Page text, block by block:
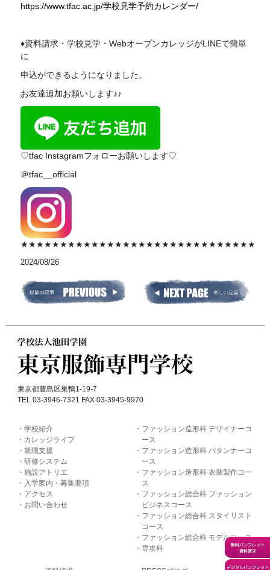
https://www.tfac.ac.jp/学校見学予約カレンダー/
♦資料請求・学校見学・WebオープンカレッジがLINEで簡単
に
申込ができるようになりました。
お友達追加お願いします♪♪
♡tfac Instagramフォローお願いします♡
＠tfac__official
★★★★★★★★★★★★★★★★★★★★★★★★★★★★★★
2024/08/26
東京都豊島区巣鴨1-19-7
TEL 03-3946-7321 FAX 03-3945-9970
学校紹介
カレッジライフ
就職支援
研修システム
施設アトリエ
入学案内・募集要項
アクセス
お問い合わせ
ファッション造形科 デザイナーコ
ース
ファッション造形科 パタンナーコ
ース
ファッション造形科 衣装製作コー
ス
ファッション総合科 ファッション
ビジネスコース
ファッション総合科 スタイリスト
コース
ファッション総合科 モデルコース
専攻科
無料パンフレット
資料請求
デジタルパンフレット